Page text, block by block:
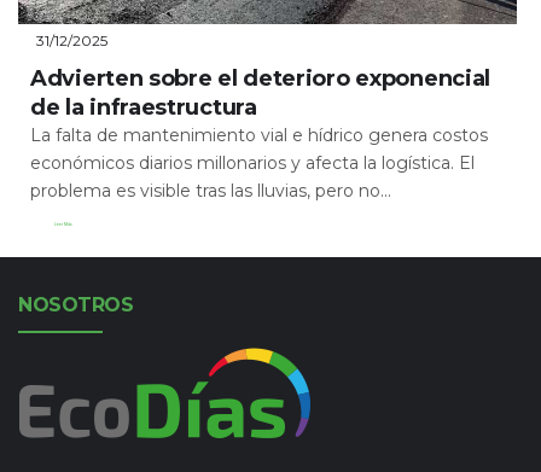
31/12/2025
Advierten sobre el deterioro exponencial
de la infraestructura
La falta de mantenimiento vial e hídrico genera costos
económicos diarios millonarios y afecta la logística. El
problema es visible tras las lluvias, pero no...
Leer Más
NOSOTROS